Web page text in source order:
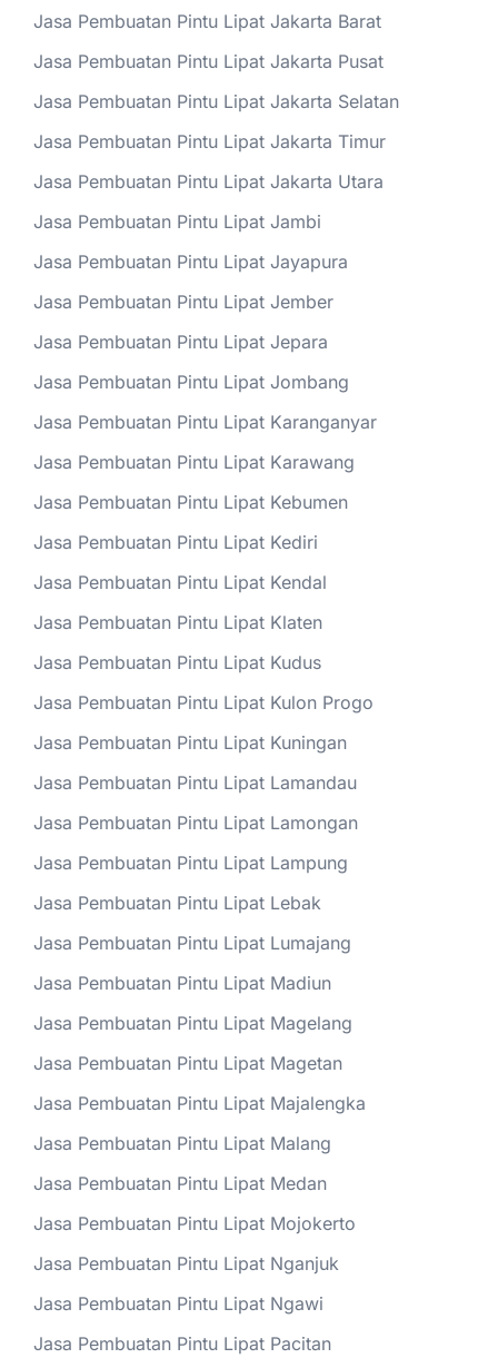
Jasa Pembuatan Pintu Lipat Jakarta Barat
Jasa Pembuatan Pintu Lipat Jakarta Pusat
Jasa Pembuatan Pintu Lipat Jakarta Selatan
Jasa Pembuatan Pintu Lipat Jakarta Timur
Jasa Pembuatan Pintu Lipat Jakarta Utara
Jasa Pembuatan Pintu Lipat Jambi
Jasa Pembuatan Pintu Lipat Jayapura
Jasa Pembuatan Pintu Lipat Jember
Jasa Pembuatan Pintu Lipat Jepara
Jasa Pembuatan Pintu Lipat Jombang
Jasa Pembuatan Pintu Lipat Karanganyar
Jasa Pembuatan Pintu Lipat Karawang
Jasa Pembuatan Pintu Lipat Kebumen
Jasa Pembuatan Pintu Lipat Kediri
Jasa Pembuatan Pintu Lipat Kendal
Jasa Pembuatan Pintu Lipat Klaten
Jasa Pembuatan Pintu Lipat Kudus
Jasa Pembuatan Pintu Lipat Kulon Progo
Jasa Pembuatan Pintu Lipat Kuningan
Jasa Pembuatan Pintu Lipat Lamandau
Jasa Pembuatan Pintu Lipat Lamongan
Jasa Pembuatan Pintu Lipat Lampung
Jasa Pembuatan Pintu Lipat Lebak
Jasa Pembuatan Pintu Lipat Lumajang
Jasa Pembuatan Pintu Lipat Madiun
Jasa Pembuatan Pintu Lipat Magelang
Jasa Pembuatan Pintu Lipat Magetan
Jasa Pembuatan Pintu Lipat Majalengka
Jasa Pembuatan Pintu Lipat Malang
Jasa Pembuatan Pintu Lipat Medan
Jasa Pembuatan Pintu Lipat Mojokerto
Jasa Pembuatan Pintu Lipat Nganjuk
Jasa Pembuatan Pintu Lipat Ngawi
Jasa Pembuatan Pintu Lipat Pacitan